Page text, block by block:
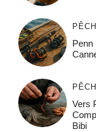
Penn
Vers
Bibi